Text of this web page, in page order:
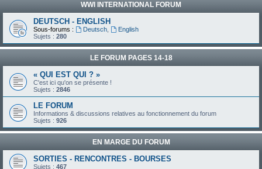
WWI INTERNATIONAL FORUM
DEUTSCH - ENGLISH
Sous-forums : Deutsch,
English
Sujets : 280
LE FORUM PAGES 14-18
« QUI EST QUI ? »
C'est ici qu'on se présente !
Sujets : 2846
LE FORUM
Informations & discussions relatives au fonctionnement du forum
Sujets : 926
EN MARGE DU FORUM
SORTIES - RENCONTRES - BOURSES
Sujets : 467